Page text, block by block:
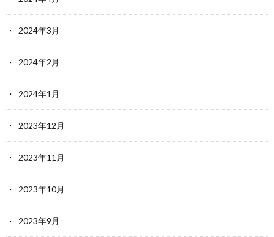
2024年3月
2024年2月
2024年1月
2023年12月
2023年11月
2023年10月
2023年9月